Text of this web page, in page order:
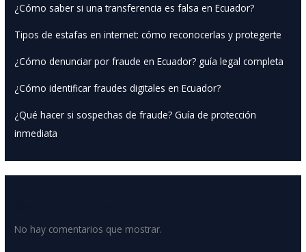
¿Cómo saber si una transferencia es falsa en Ecuador?
Tipos de estafas en internet: cómo reconocerlas y protegerte
¿Cómo denunciar por fraude en Ecuador? guía legal completa
¿Cómo identificar fraudes digitales en Ecuador?
¿Qué hacer si sospechas de fraude? Guía de protección
inmediata
No hay comentarios que mostrar.